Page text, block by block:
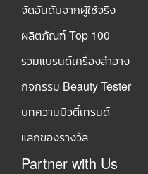
จัดอันดับจากผู้ใช้จริง
ผลิตภัณฑ์ Top 100
รวมแบรนด์เครื่องสำอาง
กิจกรรม Beauty Tester
บทความบิวตี้เทรนด์
แลกของรางวัล
Partner with Us